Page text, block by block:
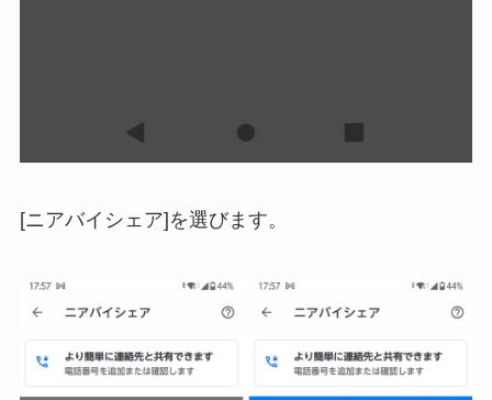
[ニアバイシェア]を選びます。